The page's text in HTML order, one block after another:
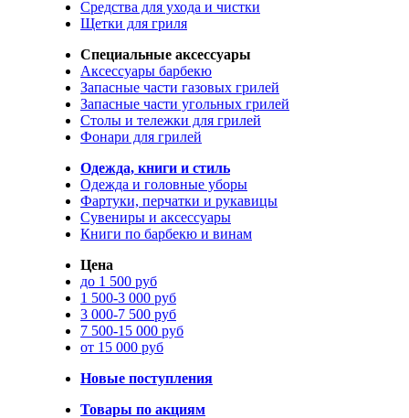
Средства для ухода и чистки
Щетки для гриля
Специальные аксессуары
Аксессуары барбекю
Запасные части газовых грилей
Запасные части угольных грилей
Столы и тележки для грилей
Фонари для грилей
Одежда, книги и стиль
Одежда и головные уборы
Фартуки, перчатки и рукавицы
Сувениры и аксессуары
Книги по барбекю и винам
Цена
до 1 500 руб
1 500-3 000 руб
3 000-7 500 руб
7 500-15 000 руб
от 15 000 руб
Новые поступления
Товары по акциям